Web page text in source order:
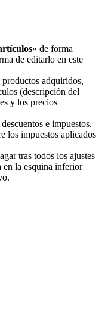
ículos» de forma
de editarlo en este
productos adquiridos,
(descripción del
y los precios
descuentos e impuestos.
los impuestos aplicados
tras todos los ajustes
en la esquina inferior
.